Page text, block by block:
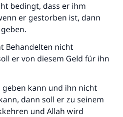
bedingt, dass er ihm
er gestorben ist, dann
Behandelten nicht
er von diesem Geld für ihn
kann und ihn nicht
dann soll er zu seinem
und Allah wird